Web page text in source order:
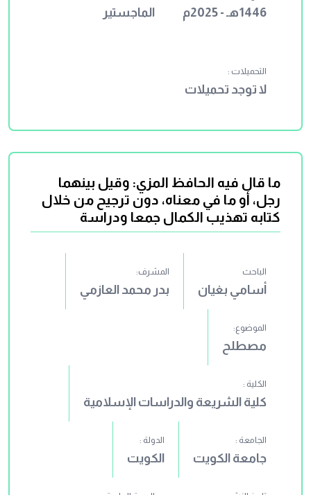
1446هـ - 2025م الماجستير
التحميلات :
لا توجد تحميلات
ما قال فيه الحافظ المزي: وقيل بينهما
رجل، أو ما في معناه، دون ترجيح من خلال
كتابه تهذيب الكمال جمعا ودراسة
الباحث
أسامي بغيان
المشرف:
بدر محمد العازمي
الموضوع:
مصطلح
الكلية :
كلية الشريعة والدراسات الإسلامية
الجامعة :
جامعة الكويت
الدولة :
الكويت